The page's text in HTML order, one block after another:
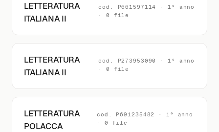
LETTERATURA
ITALIANA II
cod. P661597114 · 1° anno
· 0 file
LETTERATURA
ITALIANA II
cod. P273953090 · 1° anno
· 0 file
LETTERATURA
POLACCA
cod. P691235482 · 1° anno
· 0 file